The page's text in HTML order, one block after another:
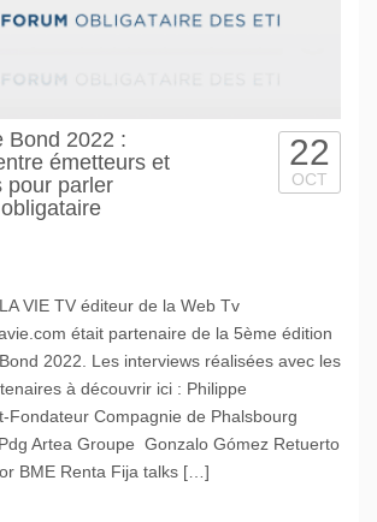
Bond 2022 :
émetteurs et
pour parler
22
OCT
VIE TV éditeur de la Web Tv
était partenaire de la 5ème édition
2022. Les interviews réalisées avec les
à découvrir ici : Philippe
Fondateur Compagnie de Phalsbourg
Artea Groupe Gonzalo Gómez Retuerto
BME Renta Fija talks […]